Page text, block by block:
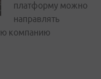
платформу можно
направлять
компанию